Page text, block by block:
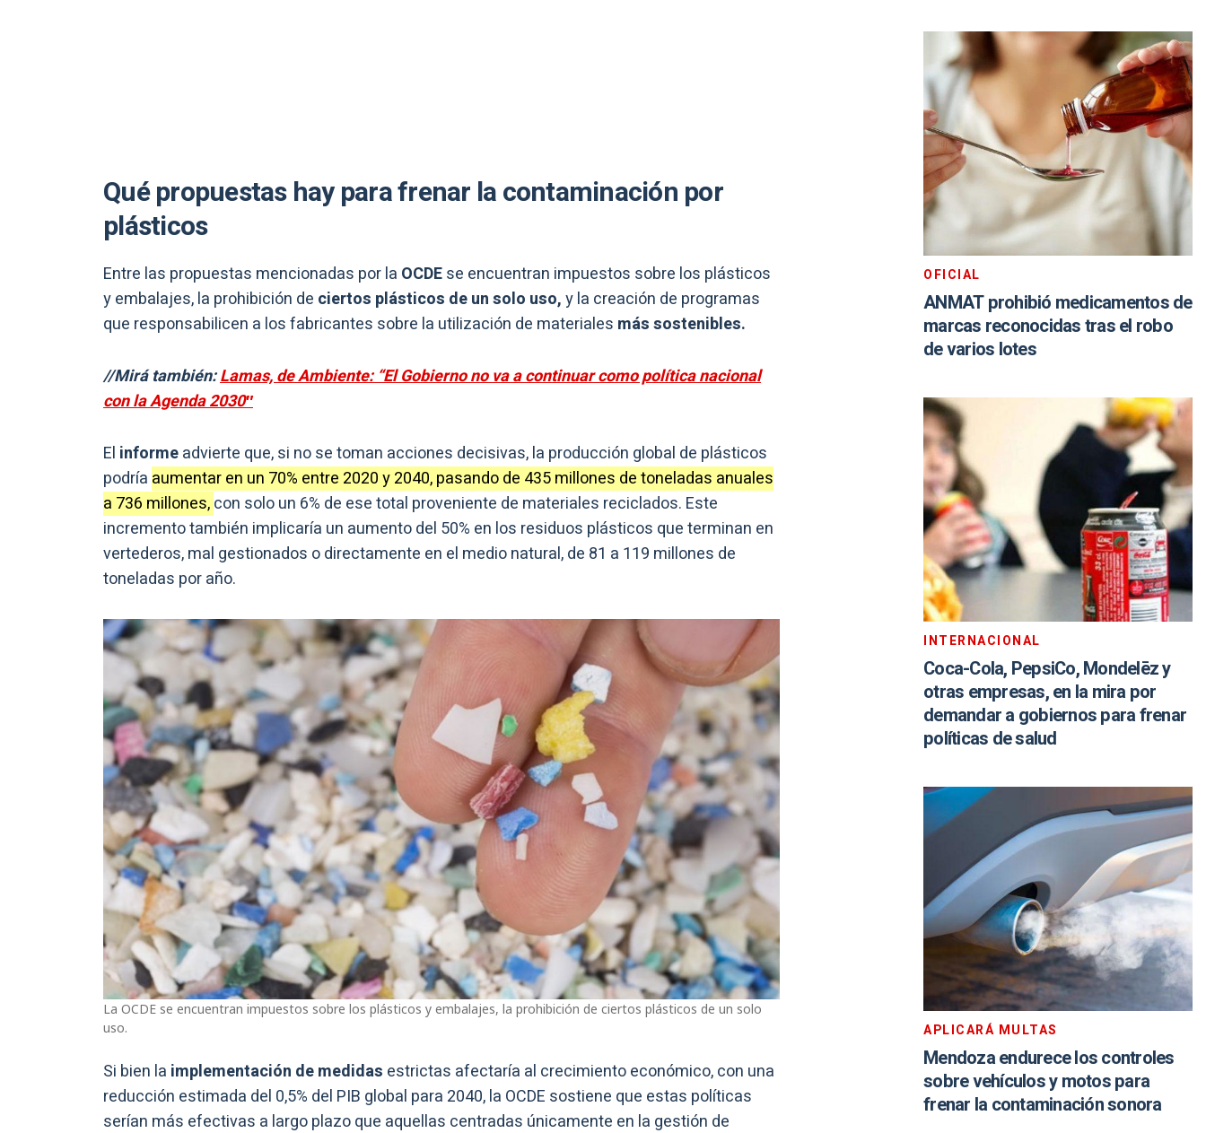
Qué propuestas hay para frenar la contaminación por
plásticos
Entre las propuestas mencionadas por la OCDEse encuentran impuestos sobre los plásticos
y embalajes, la prohibición de ciertos plásticos de un solo uso,y la creación de programas
que responsabilicen a los fabricantes sobre la utilización de materiales más sostenibles.
//Mirá también:Lamas, de Ambiente: “El Gobierno no va a continuar como política nacional
con la Agenda 2030″
El informeadvierte que, si no se toman acciones decisivas, la producción global de plásticos
podría aumentar en un 70% entre 2020 y 2040, pasando de 435 millones de toneladas anuales
a 736 millones,con solo un 6% de ese total proveniente de materiales reciclados. Este
incremento también implicaría un aumento del 50% en los residuos plásticos que terminan en
vertederos, mal gestionados o directamente en el medio natural, de 81 a 119 millones de
toneladas por año.
La OCDE se encuentran impuestos sobre los plásticos y embalajes, la prohibición de ciertos plásticos de un solo
uso.
Si bien la implementación de medidas estrictas afectaría al crecimiento económico, con una
reducción estimada del 0,5% del PIB global para 2040, la OCDE sostiene que estas políticas
serían más efectivas a largo plazo que aquellas centradas únicamente en la gestión de
OFICIAL
ANMAT prohibió medicamentos de
marcas reconocidas tras el robo
de varios lotes
INTERNACIONAL
Coca-Cola, PepsiCo, Mondelēz y
otras empresas, en la mira por
demandar a gobiernos para frenar
políticas de salud
APLICARÁ MULTAS
Mendoza endurece los controles
sobre vehículos y motos para
frenar la contaminación sonora